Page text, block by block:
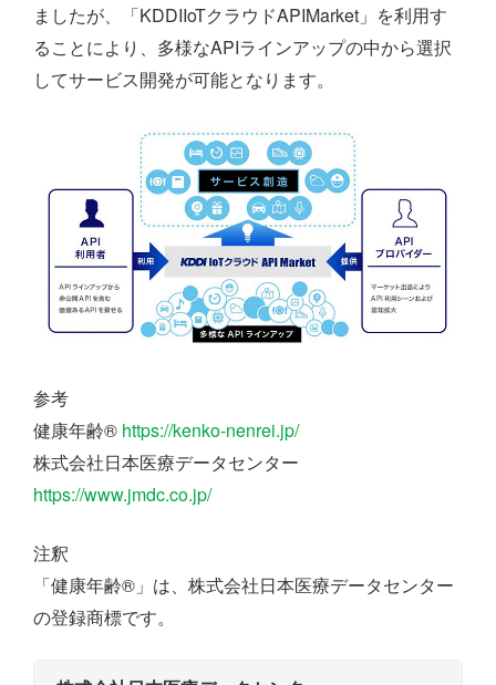
ましたが、「KDDIIoTクラウドAPIMarket」を利用す
ることにより、多様なAPIラインアップの中から選択
してサービス開発が可能となります。
参考
健康年齢® https://kenko-nenrei.jp/
株式会社日本医療データセンター
https://www.jmdc.co.jp/
注釈
「健康年齢®」は、株式会社日本医療データセンター
の登録商標です。